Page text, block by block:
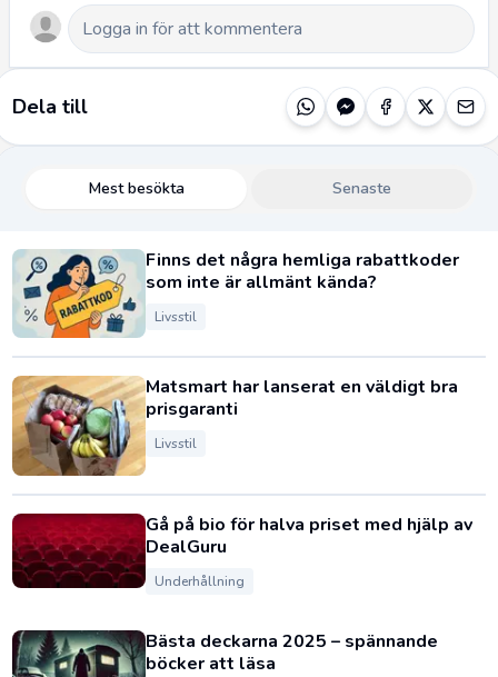
Dela till
Mest besökta Senaste
Finns det några hemliga rabattkoder
som inte är allmänt kända?
Livsstil
Matsmart har lanserat en väldigt bra
prisgaranti
Livsstil
Gå på bio för halva priset med hjälp av
DealGuru
Underhållning
Bästa deckarna 2025 – spännande
böcker att läsa